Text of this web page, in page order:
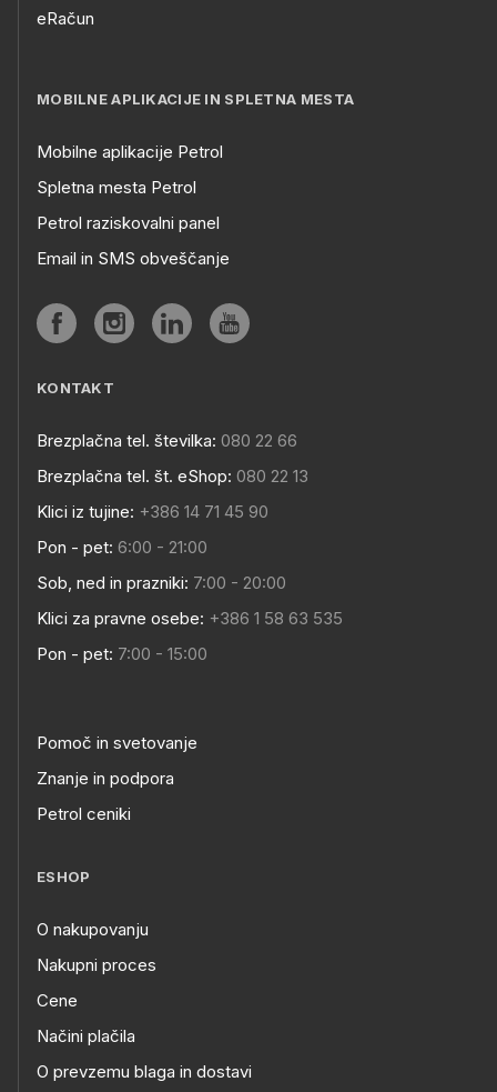
eRačun
MOBILNE APLIKACIJE IN SPLETNA MESTA
Mobilne aplikacije Petrol
Spletna mesta Petrol
Petrol raziskovalni panel
Email in SMS obveščanje
KONTAKT
Brezplačna tel. številka: 080 22 66
Brezplačna tel. št. eShop: 080 22 13
Klici iz tujine: +386 14 71 45 90
Pon - pet: 6:00 - 21:00
Sob, ned in prazniki: 7:00 - 20:00
Klici za pravne osebe: +386 1 58 63 535
Pon - pet: 7:00 - 15:00
Pomoč in svetovanje
Znanje in podpora
Petrol ceniki
ESHOP
O nakupovanju
Nakupni proces
Cene
Načini plačila
O prevzemu blaga in dostavi